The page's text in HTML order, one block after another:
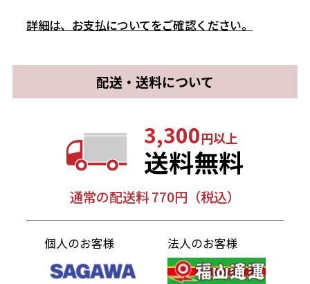
詳細は、お支払についてをご確認ください。
配送・送料について
3,300円以上
送料無料
通常の配送料 770円（税込）
個人のお客様 法人のお客様